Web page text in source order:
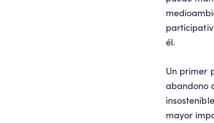
él.
Un primer
abandono
mayor